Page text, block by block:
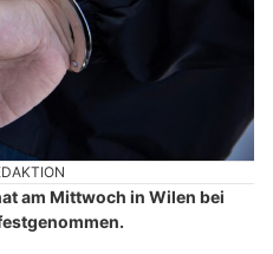
am Mittwoch in Wilen bei